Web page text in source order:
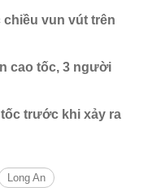
vun vút trên
cao tốc, 3 người
trước khi xảy ra
Long An